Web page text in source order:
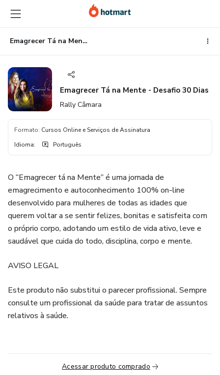
para
o
conteúdo
principal
para
o
pagamento
para
o
rodapé
Emagrecer Tá na Mente - Desafio 30 Dias
Emagrecer Tá na Mente - Desafio 30 Dias
Rally Câmara
Formato: Cursos Online e Serviços de Assinatura
Idioma: Português
O “Emagrecer tá na Mente” é uma jornada de
emagrecimento e autoconhecimento 100% on-line
desenvolvido para mulheres de todas as idades que
querem voltar a se sentir felizes, bonitas e satisfeita com
o próprio corpo, adotando um estilo de vida ativo, leve e
saudável que cuida do todo, disciplina, corpo e mente.
AVISO LEGAL
Este produto não substitui o parecer profissional. Sempre
consulte um profissional da saúde para tratar de assuntos
relativos à saúde.
Acessar produto comprado